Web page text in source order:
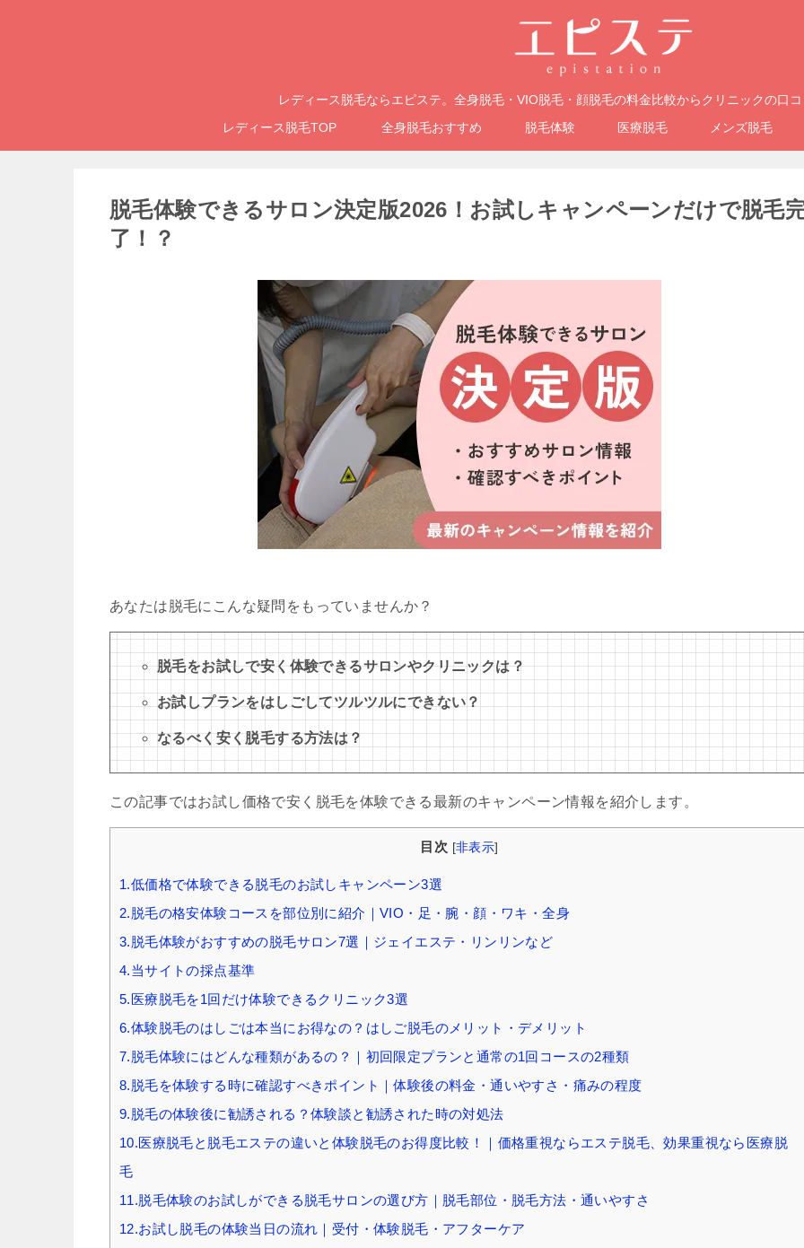
レディース脱毛ならエピステ。全身脱毛・VIO脱毛・顔脱毛の料金比較からクリニックの口
レディース脱毛TOP
全身脱毛おすすめ 脱毛体験 医療脱毛 メンズ脱毛
脱毛体験できるサロン決定版2026！お試しキャンペーンだけで脱毛
了！？
あなたは脱毛にこんな疑問をもっていませんか？
脱毛をお試しで安く体験できるサロンやクリニックは？
お試しプランをはしごしてツルツルにできない？
なるべく安く脱毛する方法は？
この記事ではお試し価格で安く脱毛を体験できる最新のキャンペーン情報を紹介します。
目次 [非表示]
1.低価格で体験できる脱毛のお試しキャンペーン3選
2.脱毛の格安体験コースを部位別に紹介｜VIO・足・腕・顔・ワキ・全身
3.脱毛体験がおすすめの脱毛サロン7選｜ジェイエステ・リンリンなど
4.当サイトの採点基準
5.医療脱毛を1回だけ体験できるクリニック3選
6.体験脱毛のはしごは本当にお得なの？はしご脱毛のメリット・デメリット
7.脱毛体験にはどんな種類があるの？｜初回限定プランと通常の1回コースの2種類
8.脱毛を体験する時に確認すべきポイント｜体験後の料金・通いやすさ・痛みの程度
9.脱毛の体験後に勧誘される？体験談と勧誘された時の対処法
10.医療脱毛と脱毛エステの違いと体験脱毛のお得度比較！｜価格重視ならエステ脱毛、効果重視なら医療脱
毛
11.脱毛体験のお試しができる脱毛サロンの選び方｜脱毛部位・脱毛方法・通いやすさ
12.お試し脱毛の体験当日の流れ｜受付・体験脱毛・アフターケア